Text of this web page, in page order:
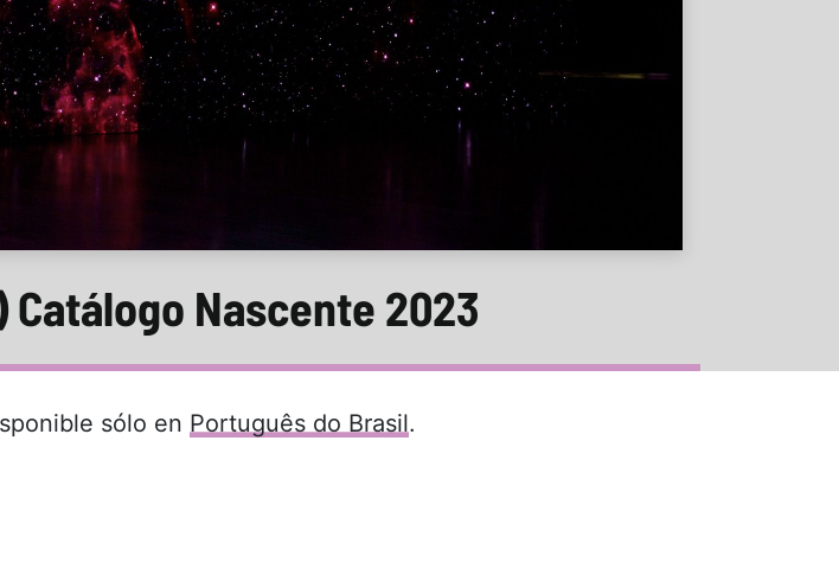
Nascente 2023
sólo en Português do Brasil.